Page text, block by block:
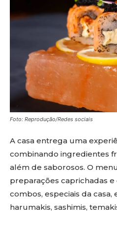
Foto: Reprodução/Redes sociais
A casa entrega uma
combinando ingredientes
além de saborosos. O
preparações caprichadas
combos, especiais da casa,
harumakis, sashimis,